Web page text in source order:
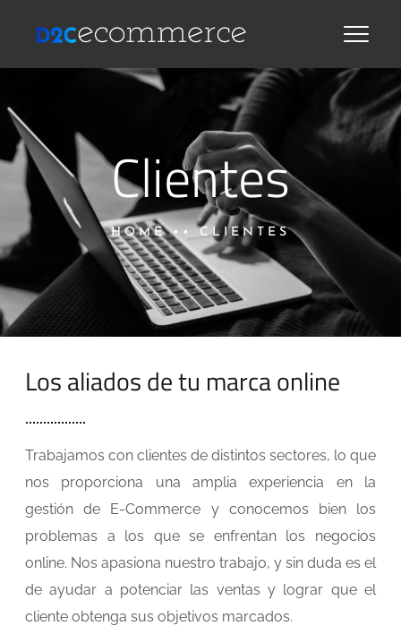
Clientes
HOME •• CLIENTES
Los aliados de tu marca online
Trabajamos con clientes de distintos sectores, lo que
nos proporciona una amplia experiencia en la
gestión de E-Commerce y conocemos bien los
problemas a los que se enfrentan los negocios
online. Nos apasiona nuestro trabajo, y sin duda es el
de ayudar a potenciar las ventas y lograr que el
cliente obtenga sus objetivos marcados.